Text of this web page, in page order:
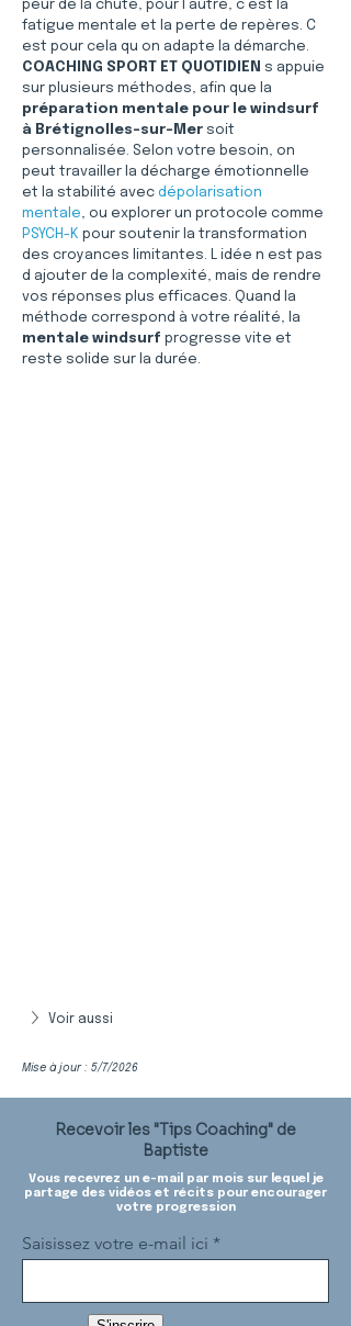
peur de la chute, pour l autre, c est la
fatigue mentale et la perte de repères. C
est pour cela qu on adapte la démarche.
COACHING SPORT ET QUOTIDIEN s appuie
sur plusieurs méthodes, afin que la
préparation mentale pour le windsurf
à Brétignolles-sur-Mer soit
personnalisée. Selon votre besoin, on
peut travailler la décharge émotionnelle
et la stabilité avec dépolarisation
mentale, ou explorer un protocole comme
PSYCH-K pour soutenir la transformation
des croyances limitantes. L idée n est pas
d ajouter de la complexité, mais de rendre
vos réponses plus efficaces. Quand la
méthode correspond à votre réalité, la
mentale windsurf progresse vite et
reste solide sur la durée.
Voir aussi
Mise à jour : 5/7/2026
Recevoir les "Tips Coaching" de
Baptiste
Vous recevrez un e-mail par mois sur lequel je
partage des vidéos et récits pour encourager
votre progression
Saisissez votre e-mail ici